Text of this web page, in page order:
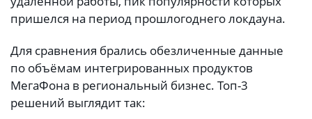
пришелся на период прошлогоднего локдауна.
Для сравнения брались обезличенные данные
по объёмам интегрированных продуктов
МегаФона в региональный бизнес. Топ-3
решений выглядит так: